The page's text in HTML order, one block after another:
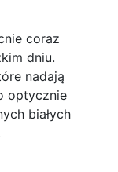
coraz
dniu.
nadają
optycznie
białych